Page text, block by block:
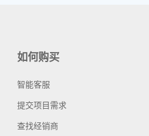
如何购买
智能客服
提交项目需求
查找经销商